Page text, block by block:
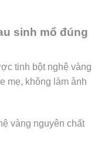
sinh mổ đúng
tinh bột nghệ vàng
mẹ, không làm ảnh
vàng nguyên chất